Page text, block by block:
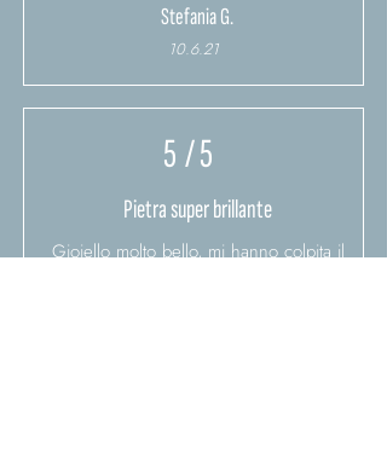
Stefania G.
10.6.21
5/ 5
Pietra super brillante
Gioiello molto bello, mi hanno colpita il